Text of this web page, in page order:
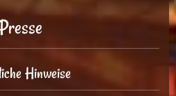
Hinweise